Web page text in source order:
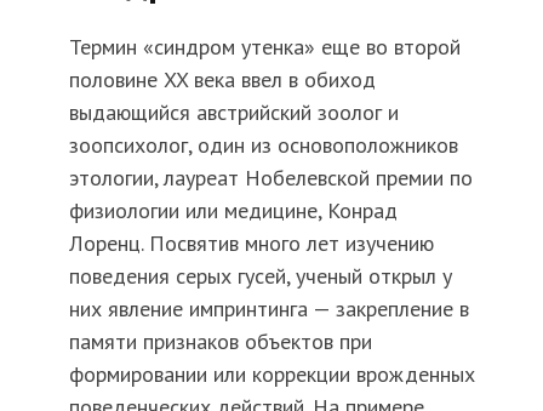
Термин «синдром утенка» еще во второй
половине XX века ввел в обиход
выдающийся австрийский зоолог и
зоопсихолог, один из основоположников
этологии, лауреат Нобелевской премии по
физиологии или медицине, Конрад
Лоренц. Посвятив много лет изучению
поведения серых гусей, ученый открыл у
них явление импринтинга — закрепление в
памяти признаков объектов при
формировании или коррекции врожденных